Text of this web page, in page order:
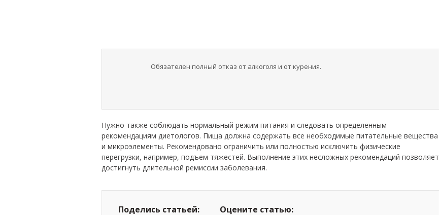
Обязателен полный отказ от алкоголя и от курения.
Нужно также соблюдать нормальный режим питания и следовать определенным
рекомендациям диетологов. Пища должна содержать все необходимые питательные вещества
и микроэлементы. Рекомендовано ограничить или полностью исключить физические
перегрузки, например, подъем тяжестей. Выполнение этих несложных рекомендаций позволяет
достигнуть длительной ремиссии заболевания.
Поделись статьей: Оцените статью: